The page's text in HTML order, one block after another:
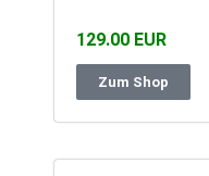
129.00 EUR
Zum Shop